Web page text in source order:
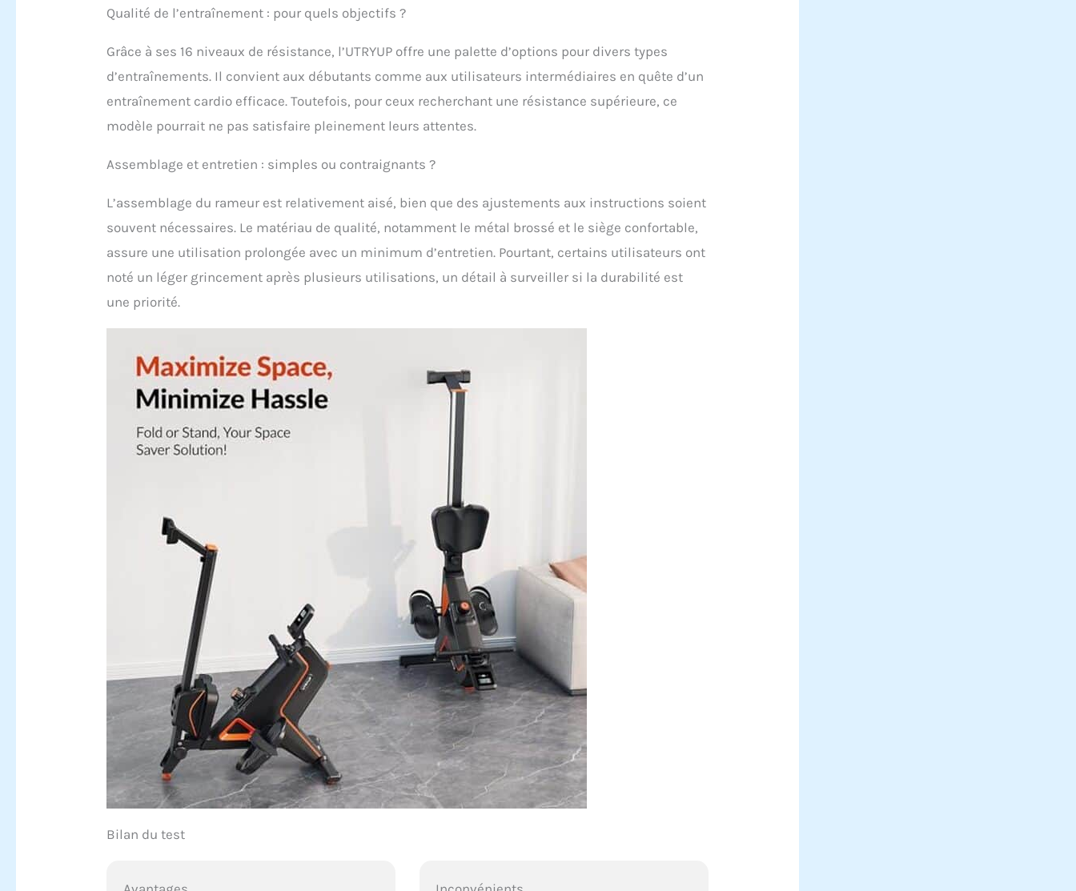
Qualité de l’entraînement : pour quels objectifs ?
Grâce à ses 16 niveaux de résistance, l’UTRYUP offre une palette d’options pour divers types
d’entraînements. Il convient aux débutants comme aux utilisateurs intermédiaires en quête d’un
entraînement cardio efficace. Toutefois, pour ceux recherchant une résistance supérieure, ce
modèle pourrait ne pas satisfaire pleinement leurs attentes.
Assemblage et entretien : simples ou contraignants ?
L’assemblage du rameur est relativement aisé, bien que des ajustements aux instructions soient
souvent nécessaires. Le matériau de qualité, notamment le métal brossé et le siège confortable,
assure une utilisation prolongée avec un minimum d’entretien. Pourtant, certains utilisateurs ont
noté un léger grincement après plusieurs utilisations, un détail à surveiller si la durabilité est
une priorité.
Bilan du test